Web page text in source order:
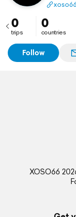
0
trips
0
countries
Follow
XOSO66